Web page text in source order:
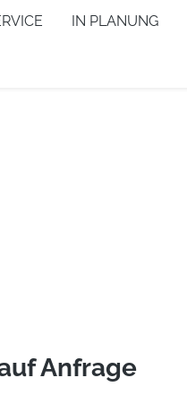
IN PLANUNG
Anfrage